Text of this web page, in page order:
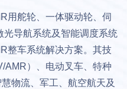
用舵轮、一体驱动轮、伺
光导航系统及智能调度系统
整车系统解决方案。其技
AMR）、电动叉车、特种
物流、军工、航空航天及